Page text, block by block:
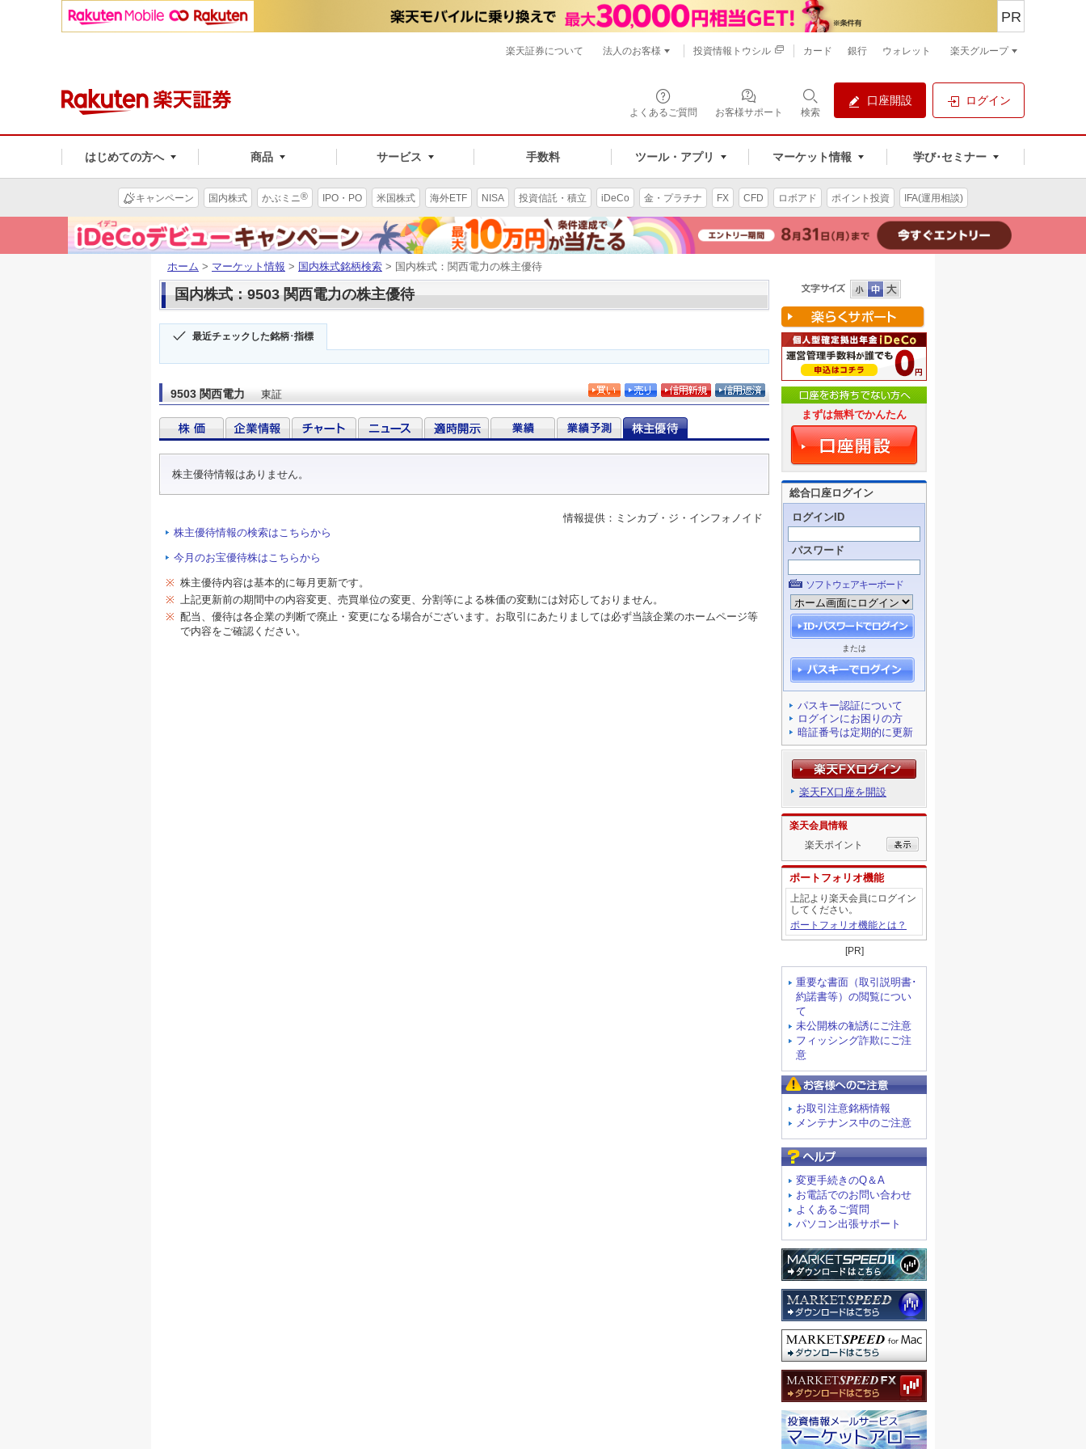
よくあるご質問 お客様サポート 検索
口座開設 ログイン
はじめての方へ 商品 サービス 手数料 ツール・アプリ マーケット情報 学び･セミナー
PR
楽天証券について 法人のお客様 投資情報トウシル カード 銀行 ウォレット 楽天グループ
キャンペーン 国内株式 かぶミニ® IPO・PO 米国株式 海外ETF NISA 投資信託・積立 iDeCo 金・プラチナ FX CFD ロボアド ポイント投資 IFA(運用相談)
ホーム > マーケット情報 > 国内株式銘柄検索 > 国内株式：関西電力の株主優待
国内株式：9503 関西電力の株主優待
最近チェックした銘柄･指標
9503 関西電力 東証
株主優待情報はありません。
情報提供：ミンカブ・ジ・インフォノイド
株主優待情報の検索はこちらから
今月のお宝優待株はこちらから
※ 株主優待内容は基本的に毎月更新です。
※ 上記更新前の期間中の内容変更、売買単位の変更、分割等による株価の変動には対応しておりません。
※ 配当、優待は各企業の判断で廃止・変更になる場合がございます。お取引にあたりましては必ず当該企業のホームページ等
で内容をご確認ください。
まずは無料でかんたん
総合口座ログイン
ログインID
パスワード
ソフトウェアキーボード
または
パスキー認証について
ログインにお困りの方
暗証番号は定期的に更新
楽天FX口座を開設
楽天会員情報
楽天ポイント
ポートフォリオ機能
上記より楽天会員にログイン
してください。
ポートフォリオ機能とは？
[PR]
重要な書面（取引説明書･
約諾書等）の閲覧につい
て
未公開株の勧誘にご注意
フィッシング詐欺にご注
意
お取引注意銘柄情報
メンテナンス中のご注意
変更手続きのQ＆A
お電話でのお問い合わせ
よくあるご質問
パソコン出張サポート